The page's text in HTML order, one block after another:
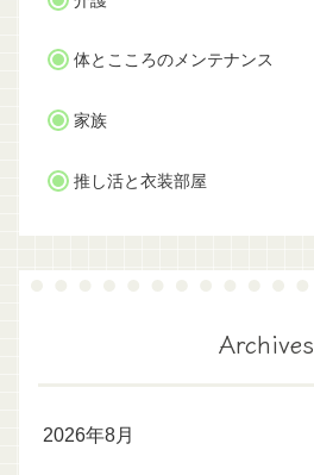
体とこころのメンテナンス
家族
推し活と衣装部屋
Archives
2026年8月